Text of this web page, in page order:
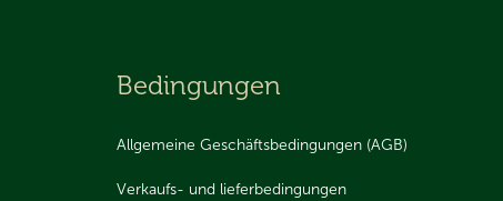
Bedingungen
Allgemeine Geschäftsbedingungen (AGB)
Verkaufs- und lieferbedingungen